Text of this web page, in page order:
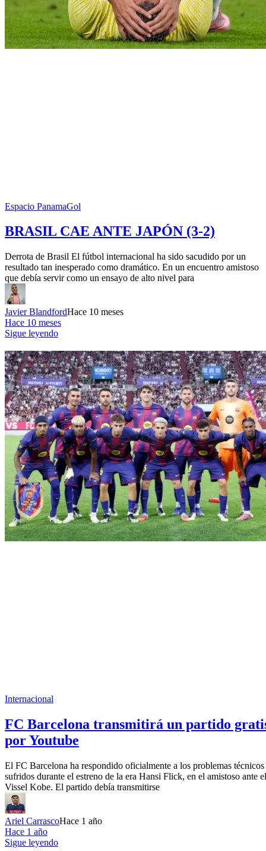
Espacio PanamaGol
BRASIL CAE ANTE JAPÓN (3-2)
Derrota de Brasil El fútbol internacional ha sido sacudido por un
resultado tan inesperado como dramático. En un encuentro amistoso
que debía servir como un ensayo de alto nivel para
Javier BlandfordHace 10 meses
Hace 10 meses
Sigue leyendo
Internacional
FC Barcelona transmitirá un partido
por Youtube
El FC Barcelona ha respondido oficialmente a los problemas técnicos
sufridos durante el estreno de la era Hansi Flick, en el amistoso ante el
Vissel Kobe. El partido debía transmitirse
Ariel CarrascoHace 1 año
Hace 1 año
Sigue leyendo